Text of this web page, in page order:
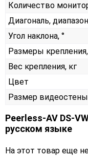
Количество
Диагональ, диапазон
Угол наклона, °
Размеры
Вес крепления, кг
Цвет
Размер видеостены
Peerless-AV DS-
русском языке
На этот товар еще